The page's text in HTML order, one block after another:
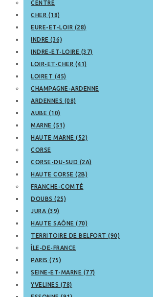
CENTRE
CHER (18)
EURE-ET-LOIR (28)
INDRE (36)
INDRE-ET-LOIRE (37)
LOIR-ET-CHER (41)
LOIRET (45)
CHAMPAGNE-ARDENNE
ARDENNES (08)
AUBE (10)
MARNE (51)
HAUTE MARNE (52)
CORSE
CORSE-DU-SUD (2A)
HAUTE CORSE (2B)
FRANCHE-COMTÉ
DOUBS (25)
JURA (39)
HAUTE SAÔNE (70)
TERRITOIRE DE BELFORT (90)
ÎLE-DE-FRANCE
PARIS (75)
SEINE-ET-MARNE (77)
YVELINES (78)